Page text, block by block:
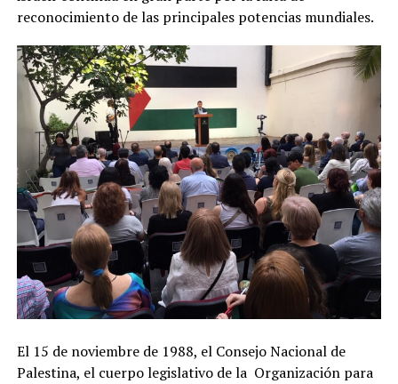
reconocimiento de las principales potencias mundiales.
El 15 de noviembre de 1988, el Consejo Nacional de
Palestina, el cuerpo legislativo de la Organización para